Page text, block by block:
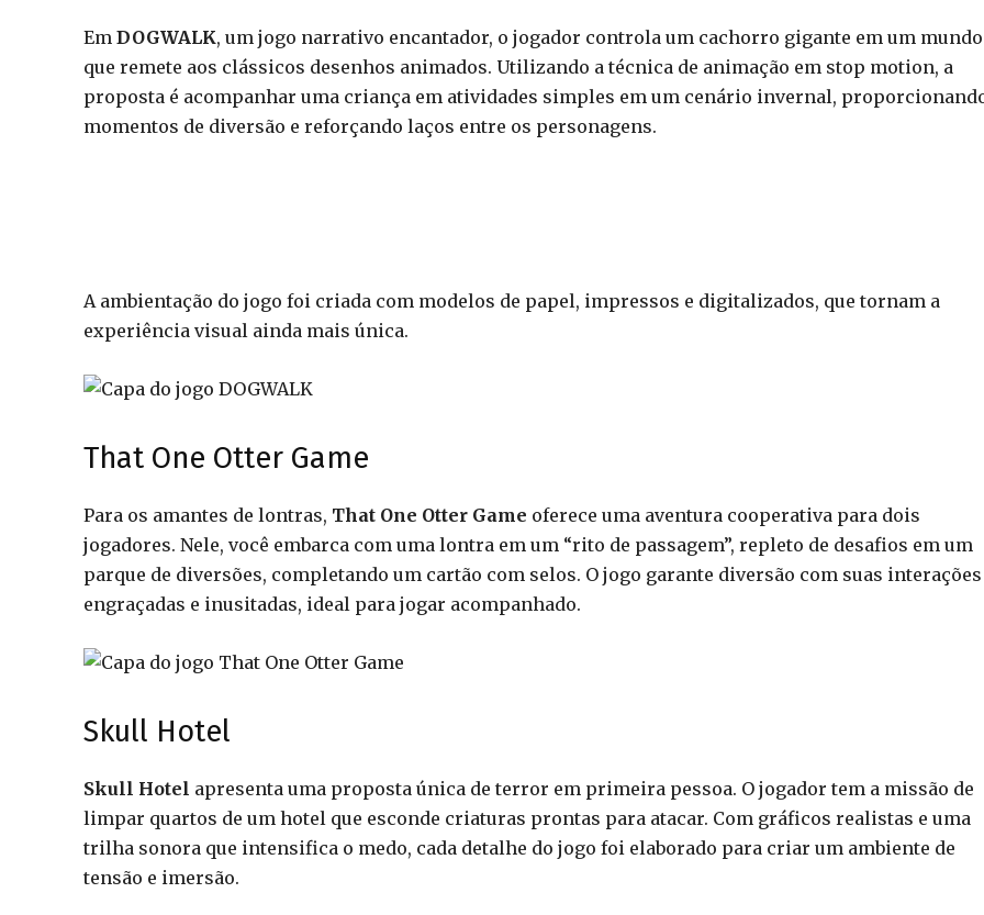
Em DOGWALK, um jogo narrativo encantador, o jogador controla um cachorro gigante em um mundo
que remete aos clássicos desenhos animados. Utilizando a técnica de animação em stop motion, a
proposta é acompanhar uma criança em atividades simples em um cenário invernal,
momentos de diversão e reforçando laços entre os personagens.
A ambientação do jogo foi criada com modelos de papel, impressos e digitalizados, que tornam a
experiência visual ainda mais única.
That One Otter Game
Para os amantes de lontras, That One Otter Game oferece uma aventura cooperativa para dois
jogadores. Nele, você embarca com uma lontra em um “rito de passagem”, repleto de desafios em um
parque de diversões, completando um cartão com selos. O jogo garante diversão com suas interações
engraçadas e inusitadas, ideal para jogar acompanhado.
Skull Hotel
Skull Hotel apresenta uma proposta única de terror em primeira pessoa. O jogador tem a missão de
limpar quartos de um hotel que esconde criaturas prontas para atacar. Com gráficos realistas e uma
trilha sonora que intensifica o medo, cada detalhe do jogo foi elaborado para criar um ambiente de
tensão e imersão.